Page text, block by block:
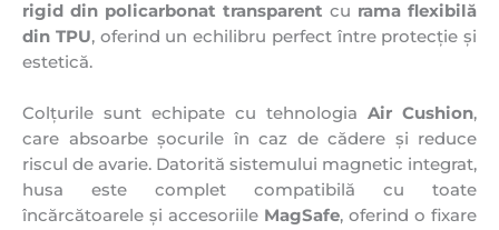
rigid din policarbonat transparent cu rama flexibilă
din TPU, oferind un echilibru perfect între protecție și
estetică.
Colțurile sunt echipate cu tehnologia Air Cushion,
care absoarbe șocurile în caz de cădere și reduce
riscul de avarie. Datorită sistemului magnetic integrat,
husa este complet compatibilă cu toate
încărcătoarele și accesoriile MagSafe, oferind o fixare